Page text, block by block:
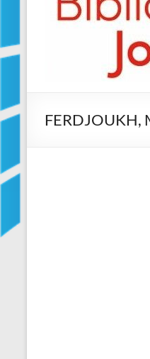
Jove
FERDJOUKH,